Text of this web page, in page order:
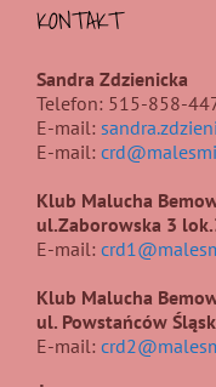
KONTAKT
Sandra Zdzienicka
Telefon: 515-858-
E-mail:
E-mail:
Klub Malucha
ul.Zaborowska 3
E-mail:
Klub Malucha
ul. Powstańców
E-mail: